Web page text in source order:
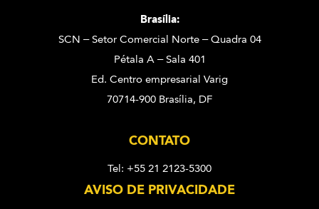
Brasília:
SCN – Setor Comercial Norte – Quadra 04
Pétala A – Sala 401
Ed. Centro empresarial Varig
70714-900 Brasília, DF
CONTATO
Tel: +55 21 2123-5300
AVISO DE PRIVACIDADE